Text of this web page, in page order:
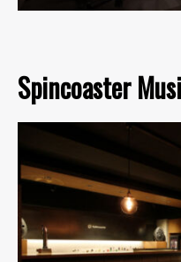
Spincoaster